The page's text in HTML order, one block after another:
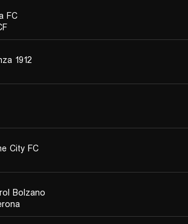
FC
1912
City FC
Bolzano